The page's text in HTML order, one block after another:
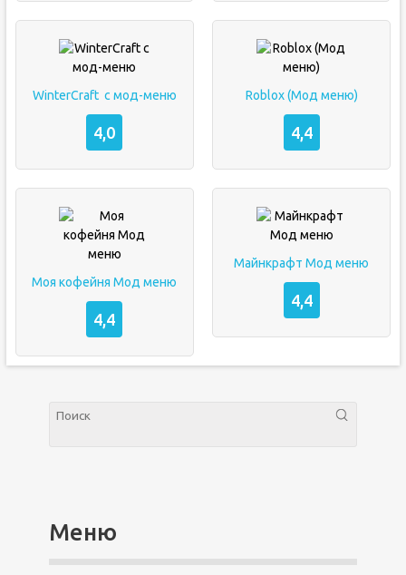
WinterCraft  с мод-меню
4,0
Roblox (Мод меню)
4,4
Моя кофейня Мод меню
4,4
Майнкрафт Мод меню
4,4
Меню